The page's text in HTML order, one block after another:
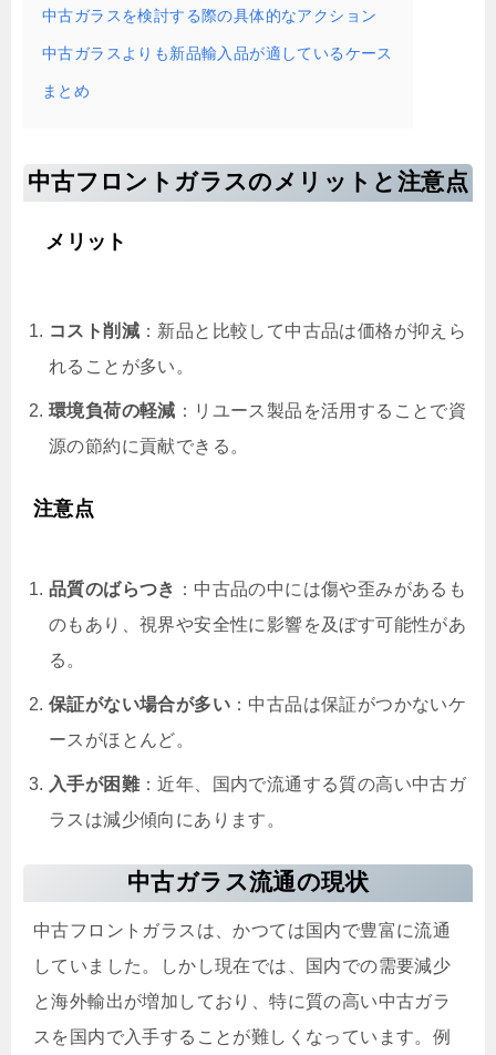
中古ガラスを検討する際の具体的なアクション
中古ガラスよりも新品輸入品が適しているケース
まとめ
中古フロントガラスのメリットと注意点
メリット
コスト削減 ：新品と比較して中古品は価格が抑えら
れることが多い。
環境負荷の軽減 ：リユース製品を活用することで資
源の節約に貢献できる。
注意点
品質のばらつき ：中古品の中には傷や歪みがあるも
のもあり、視界や安全性に影響を及ぼす可能性があ
る。
保証がない場合が多い ：中古品は保証がつかないケ
ースがほとんど。
入手が困難：近年、国内で流通する質の高い中古ガ
ラスは減少傾向にあります。
中古ガラス流通の現状
中古フロントガラスは、かつては国内で豊富に流通
していました。しかし現在では、国内での需要減少
と海外輸出が増加しており、特に質の高い中古ガラ
スを国内で入手することが難しくなっています。例